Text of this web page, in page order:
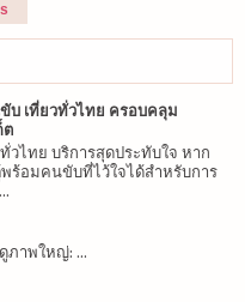
บ เที่ยวทั่วไทย ครอบคลุม
ต
วไทย บริการสุดประทับใจ หาก
ร้อมคนขับที่ไว้ใจได้สำหรับการ
ภาพใหญ่: ...